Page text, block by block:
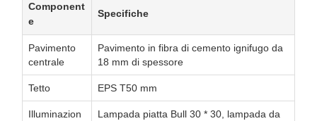
Component
e
Specifiche
Pavimento
centrale
Pavimento in fibra di cemento ignifugo da
18 mm di spessore
Tetto EPS T50 mm
Illuminazion
Lampada piatta Bull 30 * 30, lampada da